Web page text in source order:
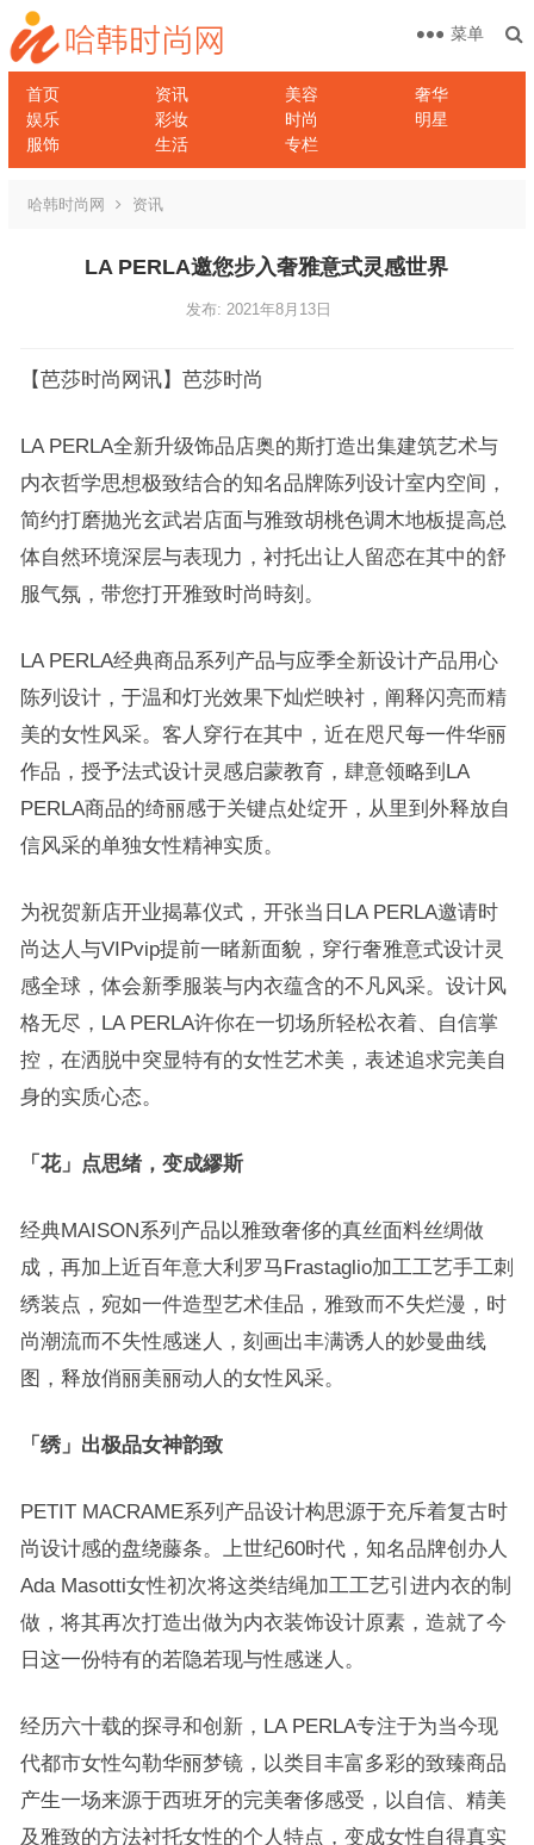
首页 资讯 美容
奢华
娱乐
彩妆 时尚
明星
服饰
生活 专栏
菜单
哈韩时尚网 资讯
LA PERLA邀您步入奢雅意式灵感世界
发布: 2021年8月13日
【芭莎时尚网讯】芭莎时尚
LA PERLA全新升级饰品店奥的斯打造出集建筑艺术与
内衣哲学思想极致结合的知名品牌陈列设计室内空间，
简约打磨抛光玄武岩店面与雅致胡桃色调木地板提高总
体自然环境深层与表现力，衬托出让人留恋在其中的舒
服气氛，带您打开雅致时尚時刻。
LA PERLA经典商品系列产品与应季全新设计产品用心
陈列设计，于温和灯光效果下灿烂映衬，阐释闪亮而精
美的女性风采。客人穿行在其中，近在咫尺每一件华丽
作品，授予法式设计灵感启蒙教育，肆意领略到LA
PERLA商品的绮丽感于关键点处绽开，从里到外释放自
信风采的单独女性精神实质。
为祝贺新店开业揭幕仪式，开张当日LA PERLA邀请时
尚达人与VIPvip提前一睹新面貌，穿行奢雅意式设计灵
感全球，体会新季服装与内衣蕴含的不凡风采。设计风
格无尽，LA PERLA许你在一切场所轻松衣着、自信掌
控，在洒脱中突显特有的女性艺术美，表述追求完美自
身的实质心态。
「花」点思绪，变成繆斯
经典MAISON系列产品以雅致奢侈的真丝面料丝绸做
成，再加上近百年意大利罗马Frastaglio加工工艺手工刺
绣装点，宛如一件造型艺术佳品，雅致而不失烂漫，时
尚潮流而不失性感迷人，刻画出丰满诱人的妙曼曲线
图，释放俏丽美丽动人的女性风采。
「绣」出极品女神韵致
PETIT MACRAME系列产品设计构思源于充斥着复古时
尚设计感的盘绕藤条。上世纪60时代，知名品牌创办人
Ada Masotti女性初次将这类结绳加工工艺引进内衣的制
做，将其再次打造出做为内衣装饰设计原素，造就了今
日这一份特有的若隐若现与性感迷人。
经历六十载的探寻和创新，LA PERLA专注于为当今现
代都市女性勾勒华丽梦镜，以类目丰富多彩的致臻商品
产生一场来源于西班牙的完美奢侈感受，以自信、精美
及雅致的方法衬托女性的个人特点，变成女性自得真实